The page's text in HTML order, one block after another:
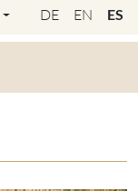
DE EN ES